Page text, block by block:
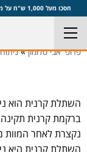
חסכו מעל 1,000 ש"ח על משקפיים ועדשות וקבעו ייעוץ חינם עם פרופ' אבי סלומון,
פרופ' אבי סלומון»
השתלת קרנית הוא
נקצרת לאחר
השתלת קרנית היא